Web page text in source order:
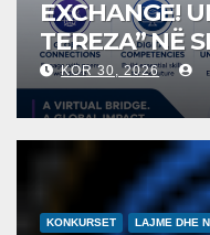
EXCHANGE!
TEREZA” NË
NISMËN
EDUKIMIN
QYTETARINË
KOR 30, 2026
KONKURSET LAJME DHE